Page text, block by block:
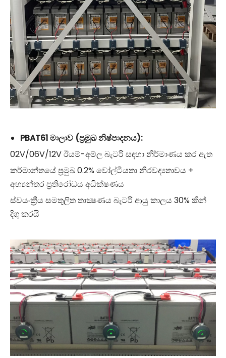
PBAT61 මාලාව (ප්‍රමුඛ නිෂ්පාදනය):
02V/06V/12V ඊයම්-අම්ල බැටරි සඳහා නිර්මාණය කර ඇත
කර්මාන්තයේ ප්‍රමුඛ 0.2% වෝල්ටීයතා නිරවද්‍යතාවය +
අභ්‍යන්තර ප්‍රතිරෝධය අධීක්ෂණය
ස්වයංක්‍රීය සමතුලිත තාක්‍ෂණය බැටරි ආයු කාලය 30% කින්
දිගු කරයි